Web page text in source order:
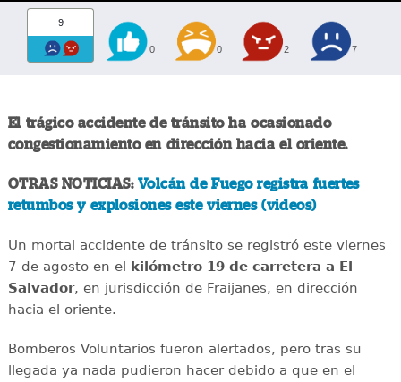
9
0 0 2 7
El trágico accidente de tránsito ha ocasionado
congestionamiento en dirección hacia el oriente.
OTRAS NOTICIAS: Volcán de Fuego registra fuertes
retumbos y explosiones este viernes (videos)
Un mortal accidente de tránsito se registró este viernes
7 de agosto en el kilómetro 19 de carretera a El
Salvador, en jurisdicción de Fraijanes, en dirección
hacia el oriente.
Bomberos Voluntarios fueron alertados, pero tras su
llegada ya nada pudieron hacer debido a que en el